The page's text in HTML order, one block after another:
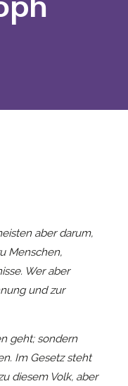
aber darum,
Menschen,
Wer aber
und zur
geht; sondern
Im Gesetz steht
diesem Volk, aber